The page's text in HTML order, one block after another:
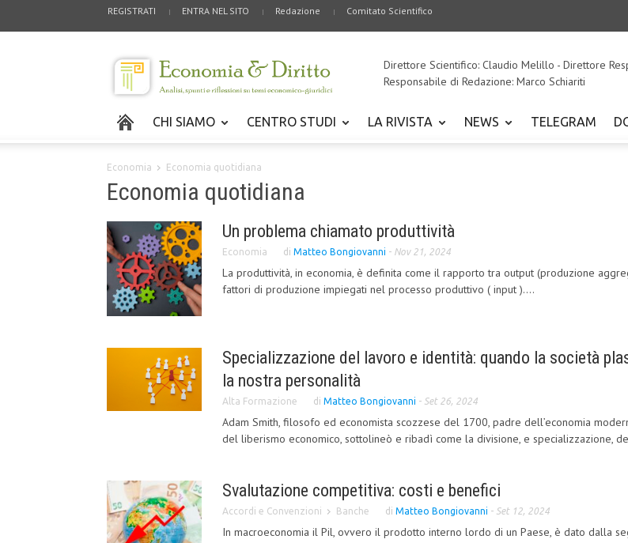
REGISTRATI ENTRA NEL SITO Redazione Comitato Scientifico
Direttore Scientifico: Claudio Melillo - Direttore
Responsabile di Redazione: Marco Schiariti
CHI SIAMO CENTRO STUDI LA RIVISTA NEWS TELEGRAM
Economia Economia quotidiana
Economia quotidiana
Un problema chiamato produttività
Economia di Matteo Bongiovanni - Nov 21, 2024
La produttività, in economia, è definita come il rapporto tra output (produzione
fattori di produzione impiegati nel processo produttivo ( input )....
Specializzazione del lavoro e identità: quando la società
la nostra personalità
Alta Formazione di Matteo Bongiovanni - Set 26, 2024
Adam Smith, filosofo ed economista scozzese del 1700, padre dell’economia
del liberismo economico, sottolineò e ribadì come la divisione, e specializzazione,
Svalutazione competitiva: costi e benefici
Accordi e Convenzioni Banche di Matteo Bongiovanni - Set 12, 2024
In macroeconomia il Pil, ovvero il prodotto interno lordo di un Paese, è dato dalla